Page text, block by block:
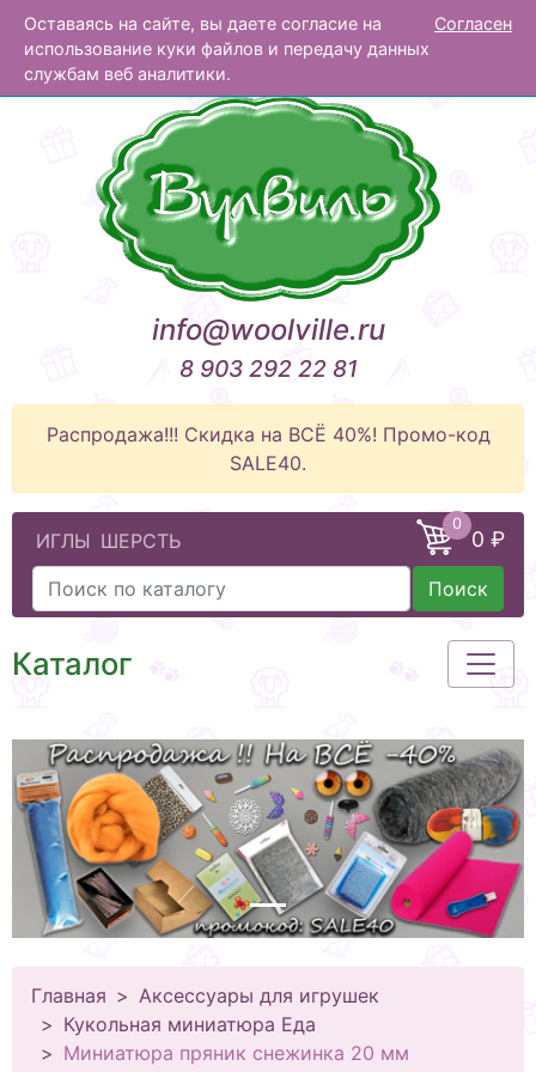
Оставаясь на сайте, вы даете согласие на
использование куки файлов и передачу данных
службам веб аналитики.
Согласен
Вулвиль
info@woolville.ru
8 903 292 22 81
Распродажа!!! Скидка на ВСЁ 40%! Промо-код
SALE40.
ИГЛЫ ШЕРСТЬ
0
0 ₽
Поиск
Каталог
Главная
Аксессуары для игрушек
Кукольная миниатюра Еда
Миниатюра пряник снежинка 20 мм